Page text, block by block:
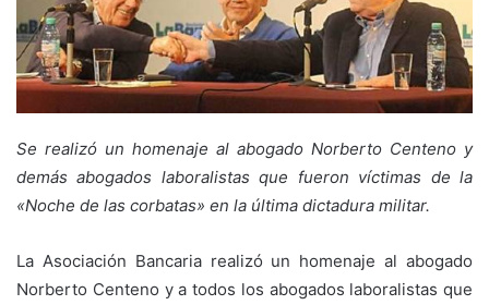
Se realizó un homenaje al abogado Norberto Centeno y
demás abogados laboralistas que fueron víctimas de la
«Noche de las corbatas» en la última dictadura militar.
La Asociación Bancaria realizó un homenaje al abogado
Norberto Centeno y a todos los abogados laboralistas que